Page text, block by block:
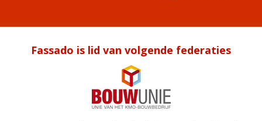
Fassado is lid van volgende federaties